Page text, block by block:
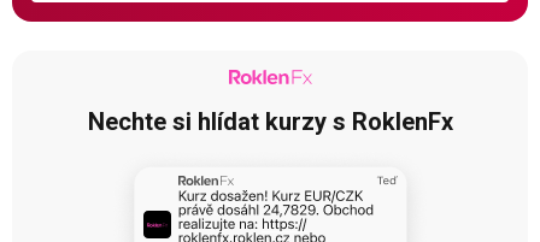
Nechte si hlídat kurzy s RoklenFx